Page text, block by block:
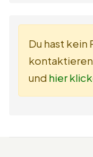
Du hast kein
und hier